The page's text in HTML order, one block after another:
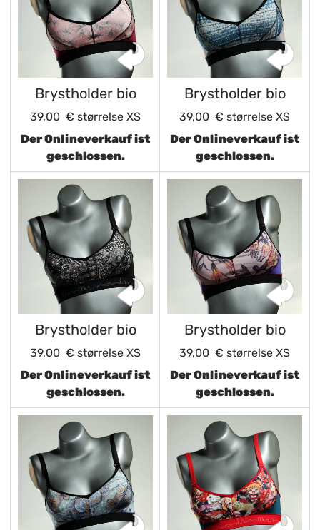
Brystholder bio
39,00 € størrelse XS
Der Onlineverkauf ist
geschlossen.
Brystholder bio
39,00 € størrelse XS
Der Onlineverkauf ist
geschlossen.
Brystholder bio
39,00 € størrelse XS
Der Onlineverkauf ist
geschlossen.
Brystholder bio
39,00 € størrelse XS
Der Onlineverkauf ist
geschlossen.